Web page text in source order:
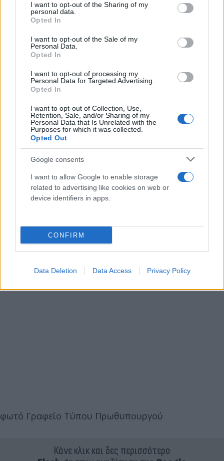
not limited to your visit or usage behaviour. You may click to
grant or deny consent to Google and its third-party tags to
use your data for below specified purposes in below Google
consent section.
I want to opt-out of the Sharing of my
personal data.
Opted In
I want to opt-out of the Sale of my
Personal Data.
Opted In
I want to opt-out of processing my
Personal Data for Targeted Advertising.
Opted In
I want to opt-out of Collection, Use,
Retention, Sale, and/or Sharing of my
Personal Data that Is Unrelated with the
Purposes for which it was collected.
Opted Out
Google consents
I want to allow Google to enable storage
related to advertising like cookies on web or
device identifiers in apps.
CONFIRM
Data Deletion Data Access Privacy Policy
φωτό Γραφείο Τύπου Πρωθυπουργού
Κάνε κλικ και δες περισσότερο